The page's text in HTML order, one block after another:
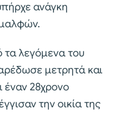
ανάγκη
λεγόμενα του
μετρητά και
έναν 28χρονο
την οικία της